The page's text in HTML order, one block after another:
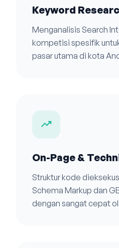
Keyword
Menganalisis Search
kompetisi spesifik
pasar utama di kota
trending_up
On-Page &
Struktur kode
Schema Markup dan
dengan sangat cepat